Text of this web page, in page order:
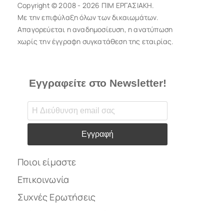
Copyright © 2008 - 2026 ΠΙΜ ΕΡΓΑΣΙΑΚΗ.
Με την επιφύλαξη όλων των δικαιωμάτων.
Απαγορεύεται η αναδημοσίευση, η ανατύπωση
χωρίς την έγγραφη συγκατάθεση της εταιρίας.
Εγγραφείτε στο Newsletter!
Εγγραφή
Ποιοι είμαστε
Επικοινωνία
Συχνές Ερωτήσεις